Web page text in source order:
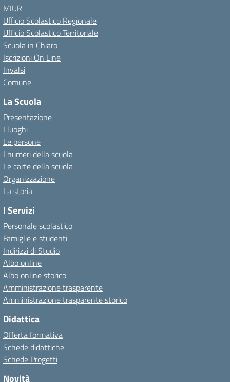
MIUR
Ufficio Scolastico Regionale
Ufficio Scolastico Territoriale
Scuola in Chiaro
Iscrizioni On Line
Invalsi
Comune
La Scuola
Presentazione
I luoghi
Le persone
I numeri della scuola
Le carte della scuola
Organizzazione
La storia
I Servizi
Personale scolastico
Famiglie e studenti
Indirizzi di Studio
Albo online
Albo online storico
Amministrazione trasparente
Amministrazione trasparente storico
Didattica
Offerta formativa
Schede didattiche
Schede Progetti
Novità